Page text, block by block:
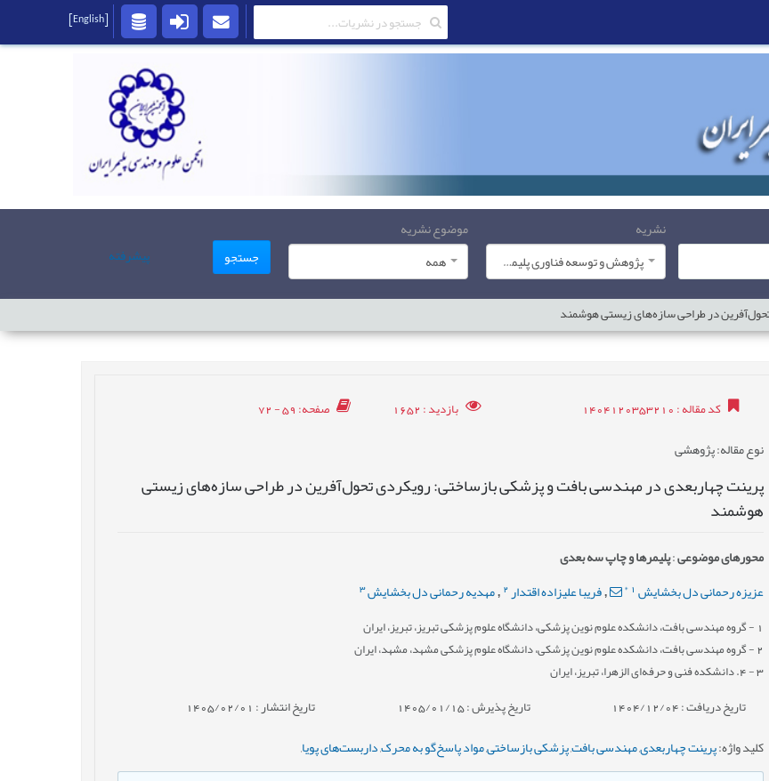
نشریه
پژوهش و توسعه فناوری پلیمر ایران
موضوع نشریه
همه
جستجو پیشرفته
در طراحی سازه‌های زیستی هوشمند
کد مقاله: 1404120353210 بازدید: 1652 صفحه: 59 - 72
نوع مقاله: پژوهشی
پرینت چهار‌بعدی در مهندسی بافت و پزشکی بازساختی: رویکردی تحول‌آفرین در طراحی سازه‌های زیستی
هوشمند
محورهای موضوعی:پلیمرها و چاپ سه بعدی
عزیزه رحمانی دل بخشایش 1
*
,فریبا علیزاده اقتدار2
,مهدیه رحمانی دل بخشایش3
1 - گروه مهندسی بافت، دانشکده علوم نوین پزشکی، دانشگاه علوم پزشکی تبریز، تبریز، ایران
2- گروه مهندسی بافت، دانشکده علوم نوین پزشکی، دانشگاه علوم پزشکی مشهد، مشهد، ایران
3- 4. دانشکده فنی و حرفه‌ای الزهرا، تبریز، ایران
تاریخ دریافت : 1404/12/04 تاریخ پذیرش : 1405/01/15 تاریخ انتشار : 1405/02/01
کلید واژه:پرینت چهار‌بعدی,مهندسی بافت,پزشکی بازساختی,مواد پاسخ‌گو به محرک,داربست‌های پویا,
[English]